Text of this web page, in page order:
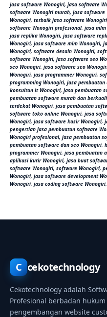
jasa software Wonogiri, jasa software
software Wonogiri murah, jasa
Wonogiri, terbaik jasa software
software Wonogiri profesional, jasa
jasa replika Wonogiri, jasa software
Wonogiri, jasa software mlm Wonogiri,
Wonogiri, software desain Wonogiri,
software Wonogiri, jasa software seo
seo Wonogiri, jasa software seo
Wonogiri, jasa programmer Wonogiri,
programming Wonogiri, jasa
konsultan it Wonogiri, jasa pembuatan
pembuatan software murah dan
terdekat Wonogiri, jasa pembuatan
software toko online Wonogiri, jasa
Wonogiri, jasa software kasir Wonogiri,
pengertian jasa pembuatan software
Wonogiri profesional, jasa pembuatan
pembuatan software dan seo Wonogiri,
programmer Wonogiri, jasa pembuatan
aplikasi kurir Wonogiri, jasa buat
software Wonogiri, software Wonogiri,
Wonogiri, jasa software development
Wonogiri, jasa coding software
C cekotechnology
Cekotechnology adalah
Profesional berbadan
pengembangan website